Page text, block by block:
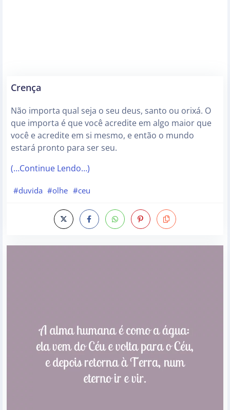
Crença
Não importa qual seja o seu deus, santo ou orixá. O
que importa é que você acredite em algo maior que
você e acredite em si mesmo, e então o mundo
estará pronto para ser seu.
(…Continue Lendo…)
#duvida #olhe #ceu